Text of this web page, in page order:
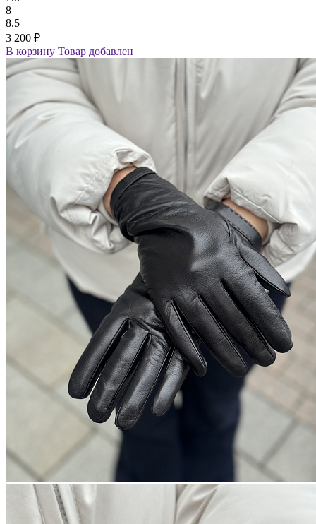
8
8.5
3 200 ₽
В корзину Товар добавлен